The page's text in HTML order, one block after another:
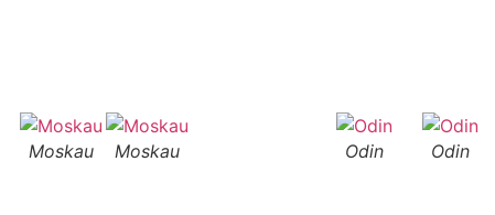
Moskau Moskau Odin
Odin